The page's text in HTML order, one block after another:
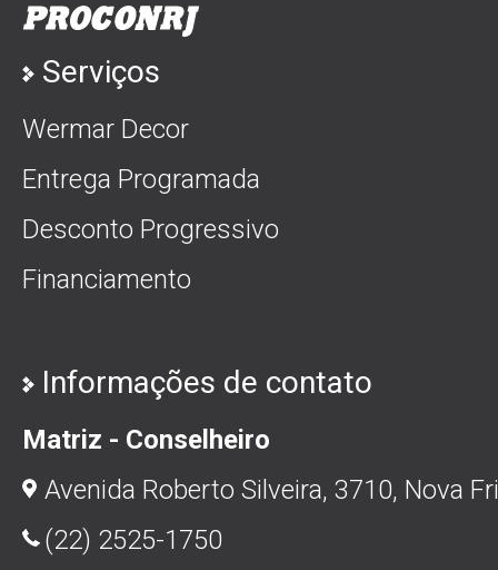
Serviços
Wermar Decor
Entrega Programada
Desconto Progressivo
Financiamento
Informações de contato
Matriz - Conselheiro
Avenida Roberto Silveira, 3710, Nova
(22) 2525-1750